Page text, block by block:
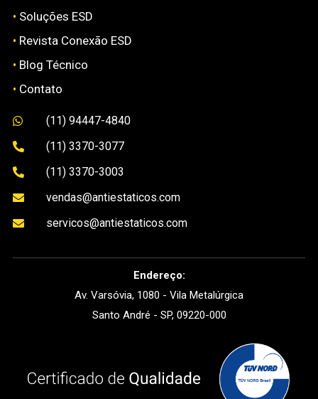
• Soluções ESD
• Revista Conexão ESD
• Blog Técnico
• Contato
 (11) 94447-4840
 (11) 3370-3077
 (11) 3370-3003
 vendas@antiestaticos.com
 servicos@antiestaticos.com
Endereço:
Av. Varsóvia, 1080 - Vila Metalúrgica
Santo André - SP, 09220-000